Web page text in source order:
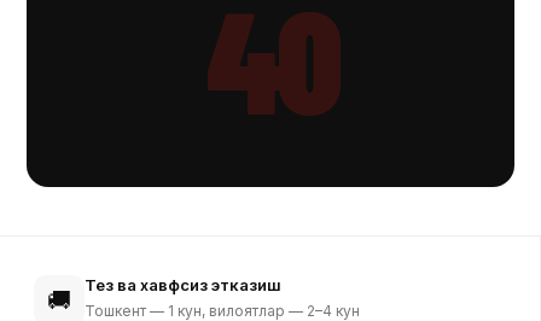
40
🚚
Тез ва хавфсиз этказиш
Тошкент — 1 кун, вилоятлар — 2–4 кун